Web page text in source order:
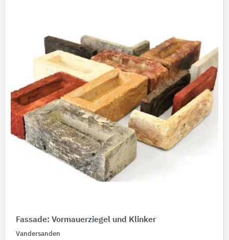
Fassade: Vormauerziegel und Klinker
Vandersanden